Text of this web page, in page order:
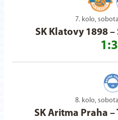
7. kolo,
SK Klatovy 1898 –
1:3
8. kolo,
SK Aritma Praha –